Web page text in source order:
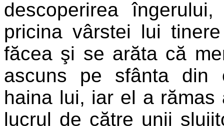
descoperirea
pricina vârstei lui
făcea şi se arăta că
ascuns pe sfânta din
haina lui, iar el a rămas
lucrul de către unii